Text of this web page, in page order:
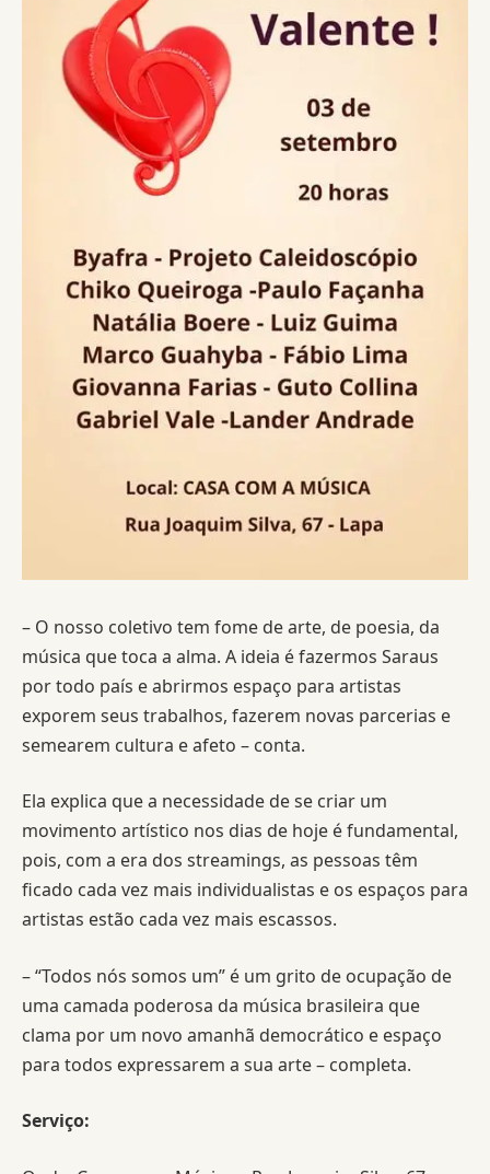
– O nosso coletivo tem fome de arte, de poesia, da
música que toca a alma. A ideia é fazermos Saraus
por todo país e abrirmos espaço para artistas
exporem seus trabalhos, fazerem novas parcerias e
semearem cultura e afeto – conta.
Ela explica que a necessidade de se criar um
movimento artístico nos dias de hoje é fundamental,
pois, com a era dos streamings, as pessoas têm
ficado cada vez mais individualistas e os espaços para
artistas estão cada vez mais escassos.
– “Todos nós somos um” é um grito de ocupação de
uma camada poderosa da música brasileira que
clama por um novo amanhã democrático e espaço
para todos expressarem a sua arte – completa.
Serviço: